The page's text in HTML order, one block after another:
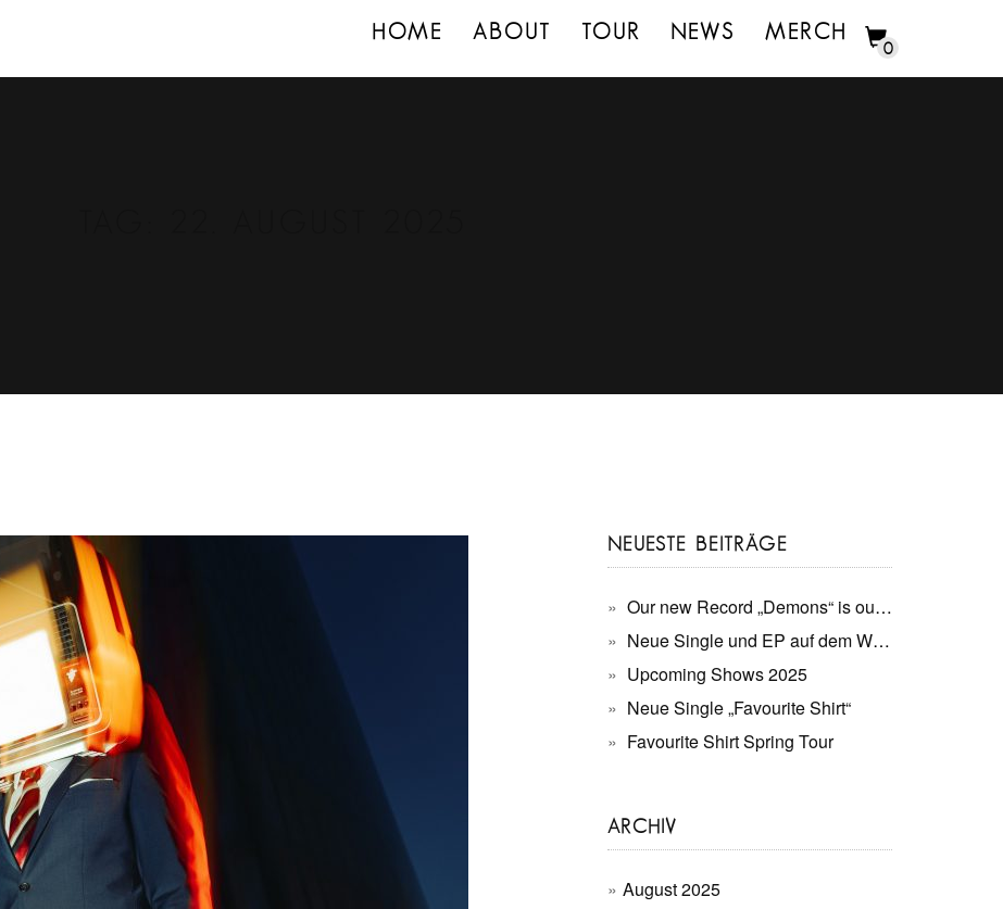
HOME ABOUT TOUR NEWS MERCH
0
NEUESTE BEITRÄGE
Our new Record „Demons“ is out now!
Neue Single und EP auf dem Weg.
Upcoming Shows 2025
Neue Single „Favourite Shirt“
Favourite Shirt Spring Tour
ARCHIV
August 2025